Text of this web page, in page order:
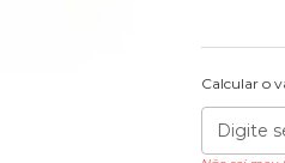
Calcular o